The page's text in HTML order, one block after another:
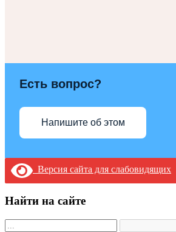
Есть вопрос?
Напишите об этом
Версия сайта для слабовидящих
Найти на сайте